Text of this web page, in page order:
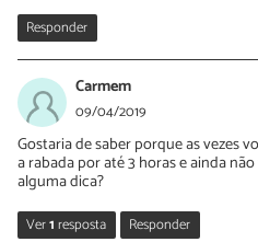
Responder
Carmem
09/04/2019
Gostaria de saber porque as vezes
a rabada por até 3 horas e ainda
alguma dica?
Ver1resposta Responder